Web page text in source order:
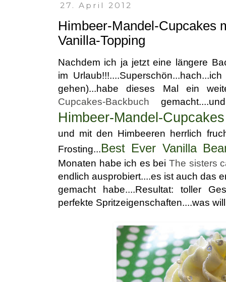
27. April 2012
Himbeer-Mandel-Cupcakes
Vanilla-Topping
Nachdem ich ja jetzt eine längere
im
gehen)...habe dieses Mal ein
Cupcakes-Backbuch
Himbeer-Mandel-Cupcakes
und mit den Himbeeren herrlich
Frosting...Best Ever Vanilla
Monaten habe ich es beiThe sisters
endlich ausprobiert....es ist auch das
gemacht habe....Resultat: toller
perfekte Spritzeigenschaften....was